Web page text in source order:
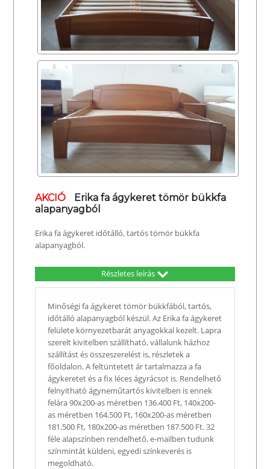
AKCIÓ
Erika fa ágykeret tömör bükkfa
alapanyagból
Erika fa ágykeret időtálló, tartós tömör bükkfa
alapanyagból.
Részletes leírás
Minőségi fa ágykeret tömör bükkfából, tartós,
időtálló alapanyagból készül. Az Erika fa ágykeret
felülete környezetbarát anyagokkal kezelt. Lapra
szerelt kivitelben szállítható, vállalunk házhoz
szállítást és összeszerelést is, részletek a
főoldalon. A feltüntetett ár tartalmazza a fa
ágykeretet és a fix léces ágyrácsot is. Rendelhető
felnyitható ágyneműtartós kivitelben is ennek
felára 90x200-as méretben 136.400 Ft, 140x200-
as méretben 164.500 Ft, 160x200-as méretben
181.500 Ft, 180x200-as méretben 187.500 Ft. 32
féle alapszínben rendelhető, e-mailben tudunk
színmintát küldeni, egyedi színkeverés is
megoldható.